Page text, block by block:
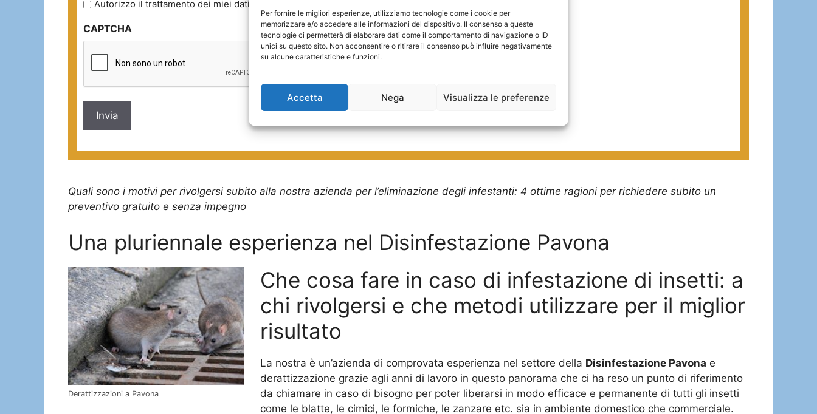
Per fornire le migliori esperienze, utilizziamo tecnologie come i cookie per
memorizzare e/o accedere alle informazioni del dispositivo. Il consenso a queste
tecnologie ci permetterà di elaborare dati come il comportamento di navigazione o ID
unici su questo sito. Non acconsentire o ritirare il consenso può influire negativamente
su alcune caratteristiche e funzioni.
Accetta Nega Visualizza le preferenze
privacy
Autorizzo il trattamento dei miei dati personali
CAPTCHA
Quali sono i motivi per rivolgersi subito alla nostra azienda per l’eliminazione degli infestanti: 4 ottime ragioni per richiedere subito un
preventivo gratuito e senza impegno
Una pluriennale esperienza nel Disinfestazione Pavona
Derattizzazioni a Pavona
Che cosa fare in caso di infestazione di insetti: a
chi rivolgersi e che metodi utilizzare per il miglior
risultato
La nostra è un’azienda di comprovata esperienza nel settore della Disinfestazione Pavona e
derattizzazione grazie agli anni di lavoro in questo panorama che ci ha reso un punto di riferimento
da chiamare in caso di bisogno per poter liberarsi in modo efficace e permanente di tutti gli insetti
come le blatte, le cimici, le formiche, le zanzare etc. sia in ambiente domestico che commerciale.